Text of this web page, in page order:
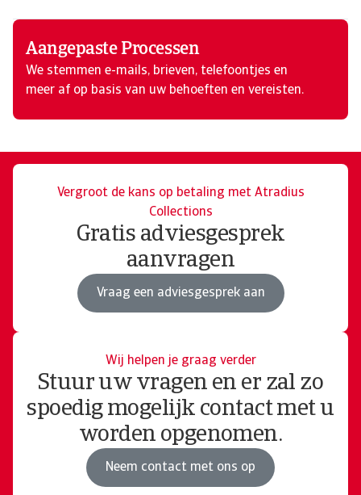
Aangepaste Processen
We stemmen e-mails, brieven, telefoontjes en
meer af op basis van uw behoeften en vereisten.
Vergroot de kans op betaling met Atradius
Collections
Gratis adviesgesprek
aanvragen
Vraag een adviesgesprek aan
Wij helpen je graag verder
Stuur uw vragen en er zal zo
spoedig mogelijk contact met u
worden opgenomen.
Neem contact met ons op